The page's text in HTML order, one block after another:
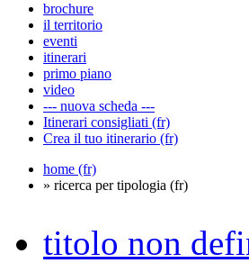
brochure
il territorio
eventi
itinerari
primo piano
video
--- nuova scheda ---
Itinerari consigliati (fr)
Crea il tuo itinerario (fr)
home (fr)
» ricerca per tipologia (fr)
titolo non